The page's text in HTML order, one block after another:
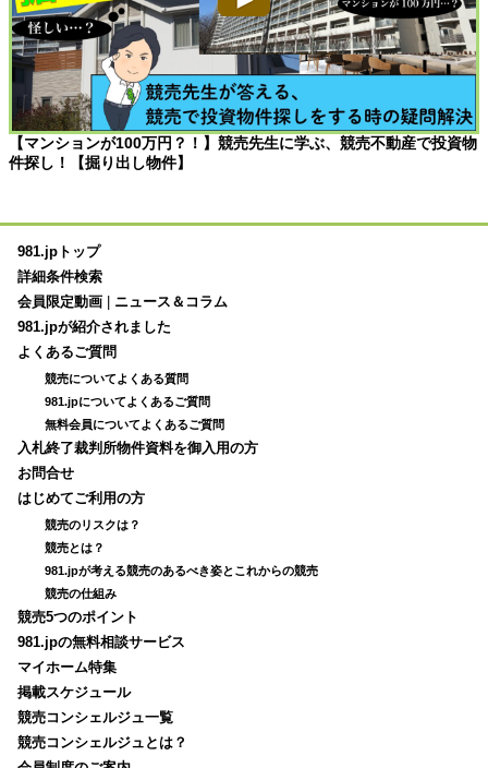
【マンションが100万円？！】競売先生に学ぶ、競売不動産で投資物
件探し！【掘り出し物件】
981.jpトップ
詳細条件検索
会員限定動画
ニュース＆コラム
981.jpが紹介されました
よくあるご質問
競売についてよくある質問
981.jpについてよくあるご質問
無料会員についてよくあるご質問
入札終了裁判所物件資料を御入用の方
お問合せ
はじめてご利用の方
競売のリスクは？
競売とは？
981.jpが考える競売のあるべき姿とこれからの競売
競売の仕組み
競売5つのポイント
981.jpの無料相談サービス
マイホーム特集
掲載スケジュール
競売コンシェルジュ一覧
競売コンシェルジュとは？